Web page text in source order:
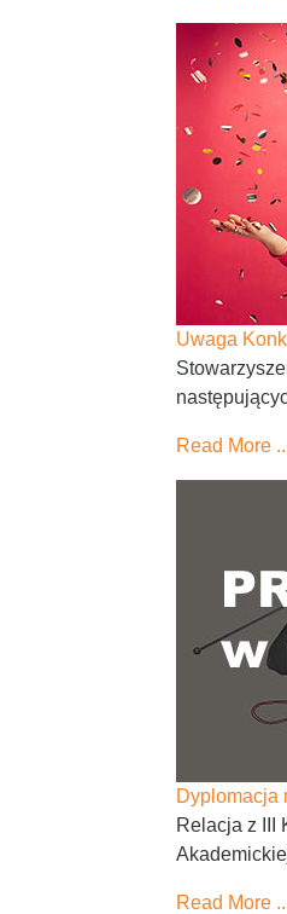
Uwaga
Read More
Dyplomacja
Relacja z III
Read More